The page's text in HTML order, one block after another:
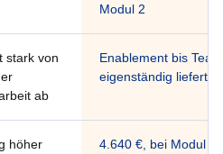
Modul 2
stark von
ab
Enablement bis Team
eigenständig liefert
höher
4.640 €, bei Modul 2